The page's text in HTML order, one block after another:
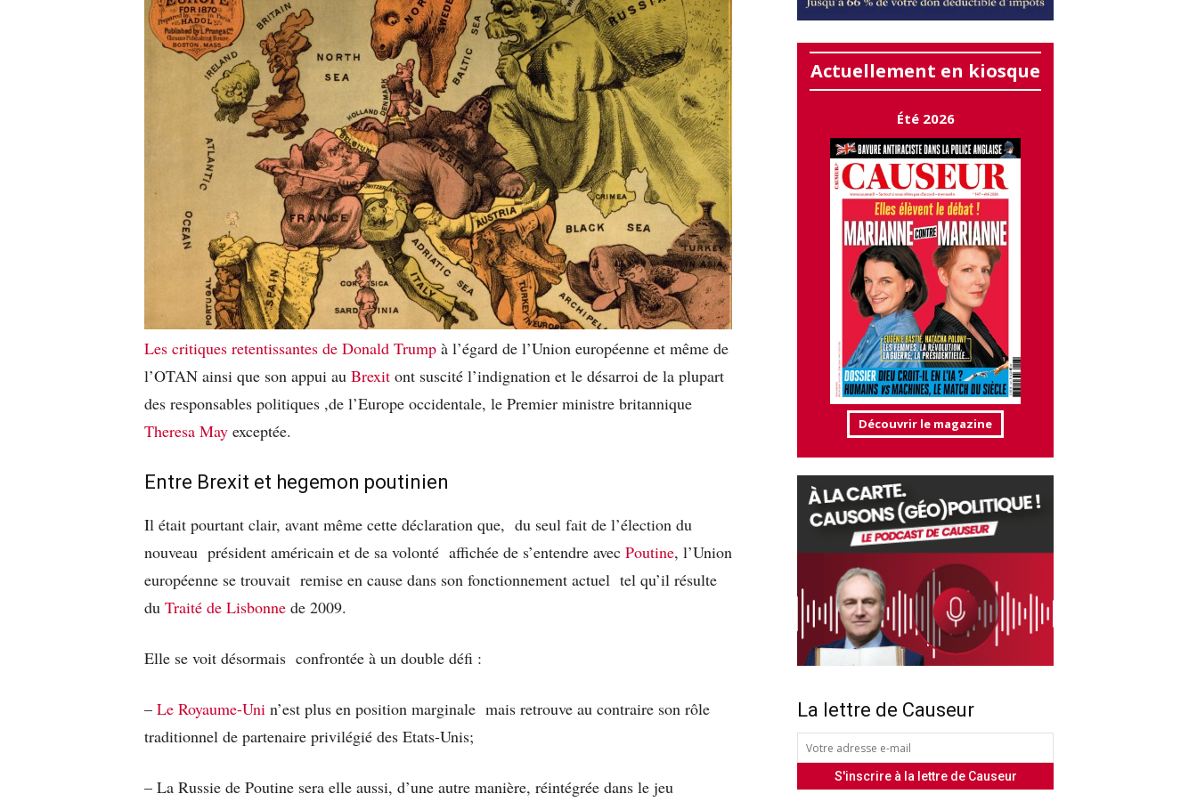
Les critiques retentissantes de Donald Trump à l’égard de l’Union européenne et même de
l’OTAN ainsi que son appui au Brexit ont suscité l’indignation et le désarroi de la plupart
des responsables politiques ,de l’Europe occidentale, le Premier ministre britannique
Theresa May exceptée.
Entre Brexit et hegemon poutinien
Il était pourtant clair, avant même cette déclaration que, du seul fait de l’élection du
nouveau président américain et de sa volonté affichée de s’entendre avec Poutine, l’Union
européenne se trouvait remise en cause dans son fonctionnement actuel tel qu’il résulte
du Traité de Lisbonne de 2009.
Elle se voit désormais confrontée à un double défi :
– Le Royaume-Uni n’est plus en position marginale mais retrouve au contraire son rôle
traditionnel de partenaire privilégié des Etats-Unis;
– La Russie de Poutine sera elle aussi, d’une autre manière, réintégrée dans le jeu
Actuellement en kiosque
Été 2026
Découvrir le magazine
La lettre de Causeur